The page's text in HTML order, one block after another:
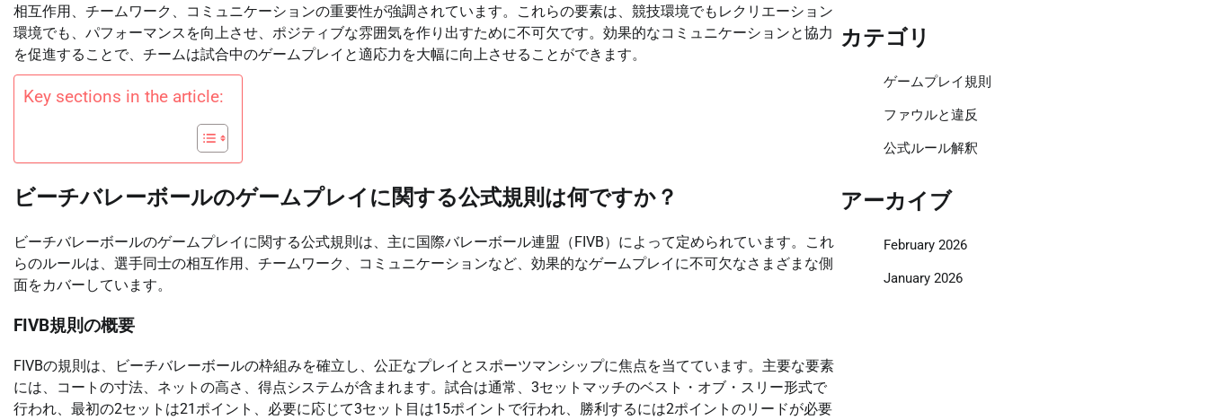
相互作用、チームワーク、コミュニケーションの重要性が強調されています。これらの要素は、競技環境でもレクリエーション
環境でも、パフォーマンスを向上させ、ポジティブな雰囲気を作り出すために不可欠です。効果的なコミュニケーションと協力
を促進することで、チームは試合中のゲームプレイと適応力を大幅に向上させることができます。
Key sections in the article:
ビーチバレーボールのゲームプレイに関する公式規則は何ですか？
ビーチバレーボールのゲームプレイに関する公式規則は、主に国際バレーボール連盟（FIVB）によって定められています。これ
らのルールは、選手同士の相互作用、チームワーク、コミュニケーションなど、効果的なゲームプレイに不可欠なさまざまな側
面をカバーしています。
FIVB規則の概要
FIVBの規則は、ビーチバレーボールの枠組みを確立し、公正なプレイとスポーツマンシップに焦点を当てています。主要な要素
には、コートの寸法、ネットの高さ、得点システムが含まれます。試合は通常、3セットマッチのベスト・オブ・スリー形式で
行われ、最初の2セットは21ポイント、必要に応じて3セット目は15ポイントで行われ、勝利するには2ポイントのリードが必要
カテゴリ
ゲームプレイ規則
ファウルと違反
公式ルール解釈
アーカイブ
February 2026
January 2026